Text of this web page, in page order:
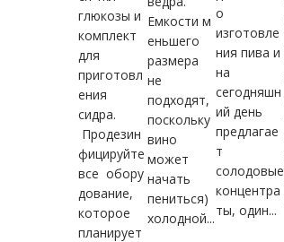
глюкозы и
комплект
для
приготовл
ения
сидра.
Продезин
фицируйте
все обору
дование,
которое
планирует
Емкости м
еньшего
размера
не
подходят,
поскольку
вино
может
начать
пениться)
холодной...
о
изготовле
ния пива и
на
сегодняшн
ий день
предлагае
т
солодовые
концентра
ты, один...